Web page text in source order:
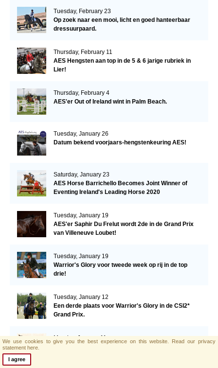
Tuesday, February 23
Op zoek naar een mooi, licht en goed hanteerbaar
dressuurpaard.
Thursday, February 11
AES Hengsten aan top in de 5 & 6 jarige rubriek in
Lier!
Thursday, February 4
AES'er Out of Ireland wint in Palm Beach.
Tuesday, January 26
Datum bekend voorjaars-hengstenkeuring AES!
Saturday, January 23
AES Horse Barrichello Becomes Joint Winner of
Eventing Ireland's Leading Horse 2020
Tuesday, January 19
AES'er Saphir Du Frelut wordt 2de in de Grand Prix
van Villeneuve Loubet!
Tuesday, January 19
Warrior's Glory voor tweede week op rij in de top
drie!
Tuesday, January 12
Een derde plaats voor Warrior's Glory in de CSI2*
Grand Prix.
Monday, January 11
AES hengst El Barone 111 Z naar Malin Baryard-
We use cookies to give you the best experience on this website. Read our privacy
statement here.
I agree